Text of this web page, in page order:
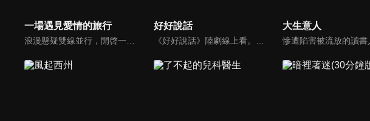
一場遇見愛情的旅行
浪漫懸疑雙線並行，開啓一場遇愛之旅！該劇講述了熱血青年警察金小天（陳曉）和身負家仇的文藝女孩李心月（景甜），因爲一幅名爲《寶貝》的畫作而產生糾葛，並在命運的推動下共同踏上了一場浪漫而驚險的香格里拉之旅…
好好說話
《好好說話》陸劇線上看。節目主持人楊光，因為兒時心理陰影導致其無論在工作還是生活中，都拒絕與人真誠溝通。直到一檔火爆的新興節目取代了楊光的黃金檔時段。迫於壓力的他決定進行節目改版，從線上傾聽轉為線下調解，並瞄準能引起強烈社會熱度的糾紛事件進行調解，也使楊光第一次直面自身問題...
大生意人